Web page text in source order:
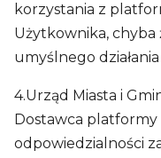
korzystania z
Użytkownika, chyba
umyślnego
4.Urząd Miasta i
Dostawca
odpowiedzialności